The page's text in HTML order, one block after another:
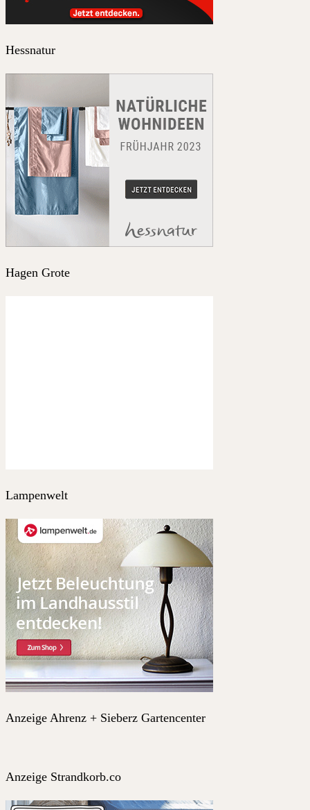
Hessnatur
Hagen Grote
Lampenwelt
Anzeige Ahrenz + Sieberz Gartencenter
Anzeige Strandkorb.co